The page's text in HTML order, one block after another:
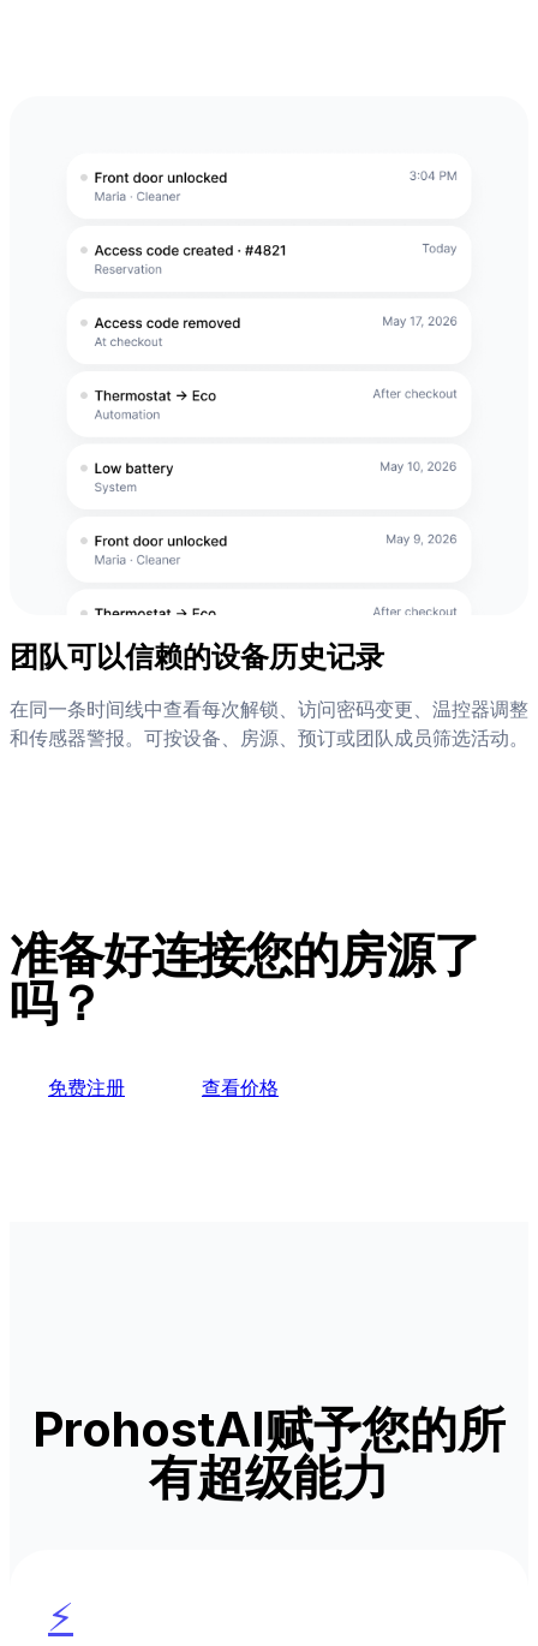
团队可以信赖的设备历史记录
在同一条时间线中查看每次解锁、访问密码变更、温控器调整
和传感器警报。可按设备、房源、预订或团队成员筛选活动。
准备好连接您的房源了
吗？
免费注册 查看价格
ProhostAI赋予您的所
有超级能力
⚡